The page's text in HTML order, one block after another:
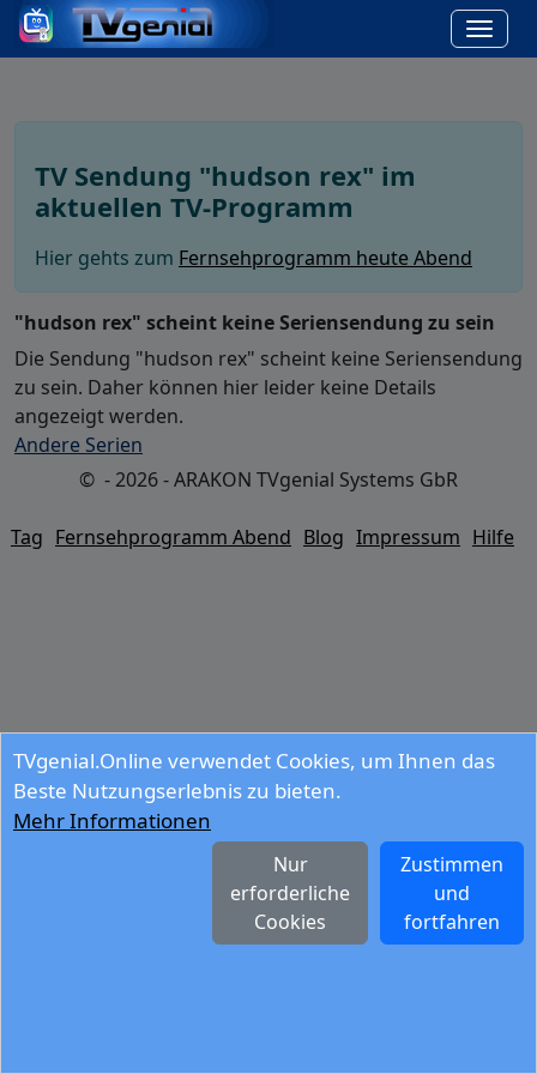
TVgenial.Online verwendet Cookies, um Ihnen das
Beste Nutzungserlebnis zu bieten.
Mehr Informationen
Zustimmen
und
fortfahren
Nur
erforderliche
Cookies
TV Sendung "hudson rex" im
aktuellen TV-Programm
Hier gehts zum Fernsehprogramm heute Abend
"hudson rex" scheint keine Seriensendung zu sein
Die Sendung "hudson rex" scheint keine Seriensendung
zu sein. Daher können hier leider keine Details
angezeigt werden.
Andere Serien
© - 2026 - ARAKON TVgenial Systems GbR
Tag Fernsehprogramm Abend Blog Impressum Hilfe